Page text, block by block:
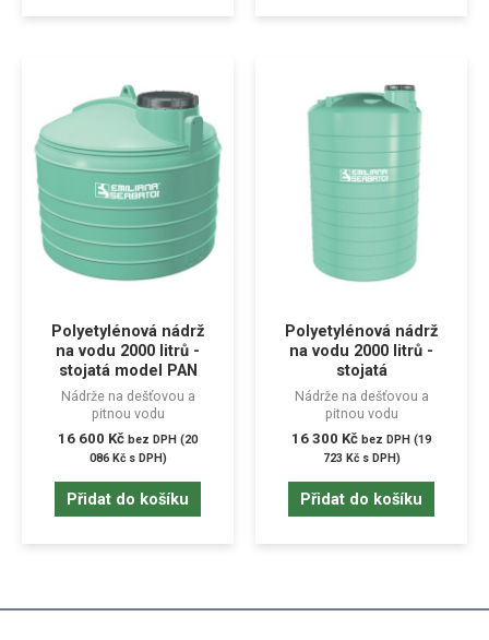
Polyetylénová nádrž
na vodu 2000 litrů -
stojatá model PAN
Nádrže na dešťovou a
pitnou vodu
16 600 Kč bez DPH (20
086 Kčs DPH)
Přidat do košíku
Polyetylénová nádrž
na vodu 2000 litrů -
stojatá
Nádrže na dešťovou a
pitnou vodu
16 300 Kč bez DPH (19
723 Kčs DPH)
Přidat do košíku